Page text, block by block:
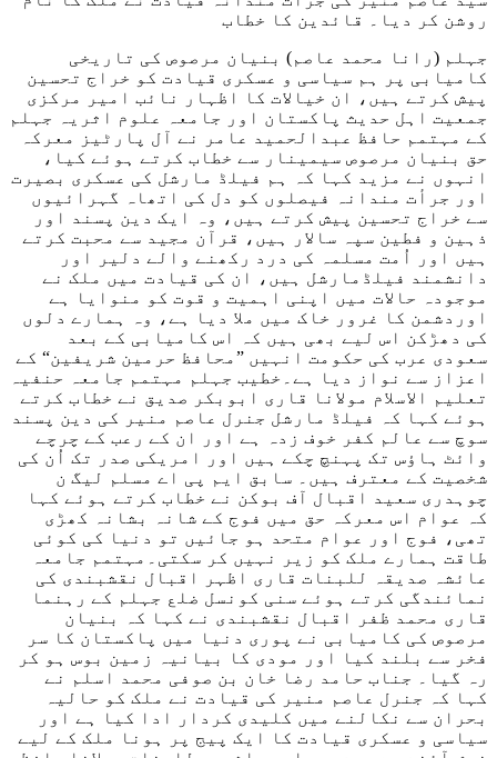
روشن کر دیا۔ قائدین کا خطاب
جہلم (رانا محمد عاصم) بنیان مرصوص کی تاریخی
کامیابی پر ہم سیاسی و عسکری قیادت کو خراج تحسین
پیش کرتے ہیں، ان خیالات کا اظہار نائب امیر مرکزی
جمعیت اہل حدیث پاکستان اور جامعہ علوم اثریہ جہلم
کے مہتمم حافظ عبدالحمید عامر نے آل پارٹیز معرکہ
حق بنیان مرصوص سیمینار سے خطاب کرتے ہوئے کیا،
انہوں نے مزید کہا کہ ہم فیلڈ مارشل کی عسکری بصیرت
اور جرأت مندانہ فیصلوں کو دل کی اتھاہ گہرائیوں
سے خراج تحسین پیش کرتے ہیں، وہ ایک دین پسند اور
ذہین و فطین سپہ سالار ہیں، قرآن مجید سے محبت کرتے
ہیں اور اُمت مسلمہ کی درد رکھنے والے دلیر اور
دانشمند فیلڈمارشل ہیں، ان کی قیادت میں ملک نے
موجودہ حالات میں اپنی اہمیت و قوت کو منوایا ہے
اوردشمن کا غرور خاک میں ملا دیا ہے، وہ ہمارے دلوں
کی دھڑکن اس لیے بھی ہیں کہ اس کامیابی کے بعد
سعودی عرب کی حکومت انہیں ”محافظ حرمین شریفین“ کے
اعزاز سے نواز دیا ہے۔خطیب جہلم مہتمم جامعہ حنفیہ
تعلیم الاسلام مولانا قاری ابوبکر صدیق نے خطاب کرتے
ہوئے کہا کہ فیلڈ مارشل جنرل عاصم منیر کی دین پسند
سوچ سے عالم کفر خوف زدہ ہے اور ان کے رعب کے چرچے
وائٹ ہاؤس تک پہنچ چکے ہیں اور امریکی صدر تک اُن کی
شخصیت کے معترف ہیں۔ سابق ایم پی اے مسلم لیگ ن
چوہدری سعید اقبال آف بوکن نے خطاب کرتے ہوئے کہا
کہ عوام اس معرکہ حق میں فوج کے شانہ بشانہ کھڑی
تھی، فوج اور عوام متحد ہو جائیں تو دنیا کی کوئی
طاقت ہمارے ملک کو زیر نہیں کر سکتی۔مہتمم جامعہ
عائشہ صدیقہ للبنات قاری اظہر اقبال نقشبندی کی
نمائندگی کرتے ہوئے سنی کونسل ضلع جہلم کے رہنما
قاری محمد ظفر اقبال نقشبندی نے کہا کہ بنیان
مرصوص کی کامیابی نے پوری دنیا میں پاکستان کا سر
فخر سے بلند کیا اور مودی کا بیانیہ زمین بوس ہو کر
رہ گیا۔ جناب حامد رضا خان بن صوفی محمد اسلم نے
کہا کہ جنرل عاصم منیر کی قیادت نے ملک کو حالیہ
بحران سے نکالنے میں کلیدی کردار ادا کیا ہے اور
سیاسی و عسکری قیادت کا ایک پیج پر ہونا ملک کے لیے